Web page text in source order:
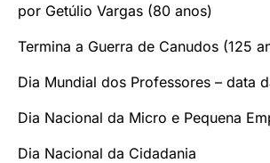
por Getúlio Vargas (80 anos)
Termina a Guerra de Canudos (125
Dia Mundial dos Professores – data
Dia Nacional da Micro e Pequena
Dia Nacional da Cidadania